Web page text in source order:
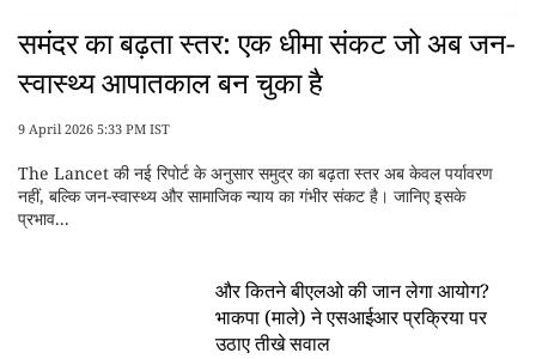
समंदर का बढ़ता स्तर: एक धीमा संकट जो अब जन-
स्वास्थ्य आपातकाल बन चुका है
9 April 2026 5:33 PM IST
The Lancet की नई रिपोर्ट के अनुसार समुद्र का बढ़ता स्तर अब केवल पर्यावरण
नहीं, बल्कि जन-स्वास्थ्य और सामाजिक न्याय का गंभीर संकट है। जानिए इसके
प्रभाव...
और कितने बीएलओ की जान लेगा आयोग?
भाकपा (माले) ने एसआईआर प्रक्रिया पर
उठाए तीखे सवाल